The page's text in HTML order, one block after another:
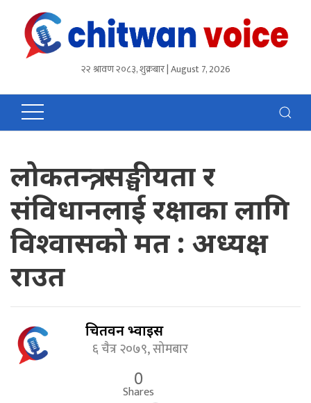
२२ श्रावण २०८३, शुक्रबार | August 7, 2026
लोकतन्त्र, सङ्घीयता र
संविधानलाई रक्षाका लागि
विश्वासको मत : अध्यक्ष
राउत
चितवन भ्वाईस
६ चैत्र २०७९, सोमबार
0
Shares